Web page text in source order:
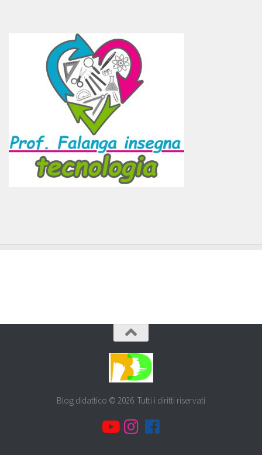
Blog didattico © 2026. Tutti i diritti riservati